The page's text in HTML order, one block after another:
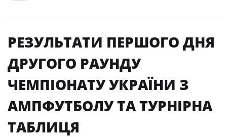
РЕЗУЛЬТАТИ ПЕРШОГО ДНЯ
ДРУГОГО РАУНДУ
ЧЕМПІОНАТУ УКРАЇНИ З
АМПФУТБОЛУ ТА ТУРНІРНА
ТАБЛИЦЯ